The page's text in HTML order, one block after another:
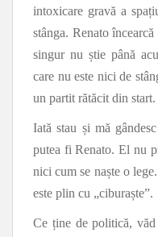
intoxicare gravă a
stânga. Renato
singur nu știe până
care nu este nici de
un partit rătăcit din start.
Iată stau și mă
putea fi Renato. El nu
nici cum se naște o
este plin cu „ciburaște”.
Ce ține de politică,